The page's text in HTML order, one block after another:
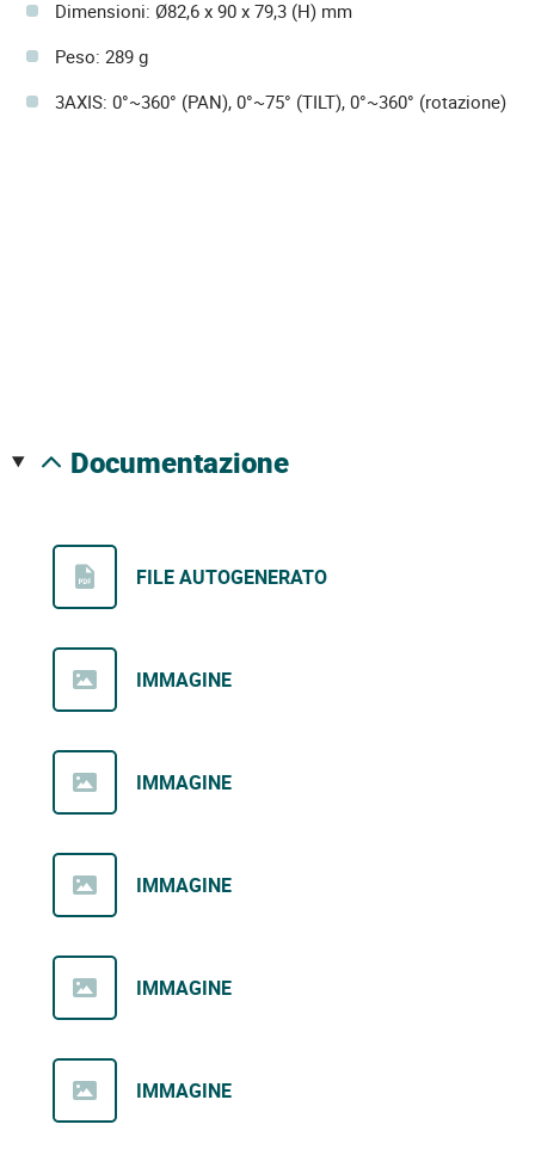
Dimensioni: Ø82,6 x 90 x 79,3 (H) mm
Peso: 289 g
3AXIS: 0°~360° (PAN), 0°~75° (TILT), 0°~360° (rotazione)
documentazione
FILE AUTOGENERATO
IMMAGINE
IMMAGINE
IMMAGINE
IMMAGINE
IMMAGINE